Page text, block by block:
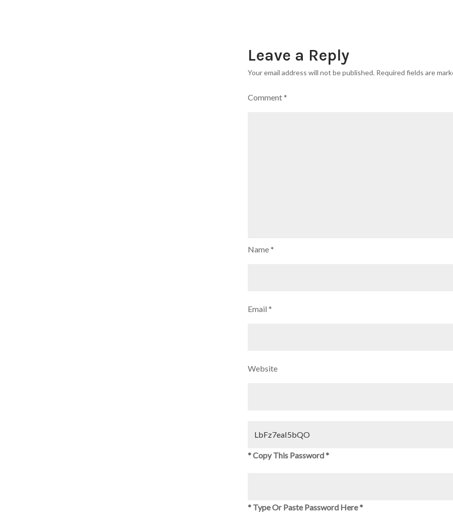
Leave a Reply
Your email address will not be published. Required fields are
Comment*
Name*
Email*
Website
* Copy This Password *
* Type Or Paste Password Here *